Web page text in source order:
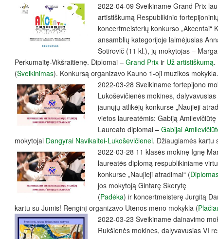
2022-04-09 Sveikiname Grand Prix
artistiškumą Respublikinio
koncertmeisterių konkurso „Akcentai“
ansamblių kategorijoje laimėjusias
Sotirovič (11 kl.), jų mokytojas –
Perkumaitę-Vikšraitienę. Diplomai – Grand Prix ir Už artistiškumą.
(Sveikinimas). Konkursą organizavo Kauno 1-oji muzikos
2022-03-28 Sveikiname fortepijono
Lukoševičienės mokines,
jaunųjų atlikėjų konkurse „Naujieji
vietos laureatėmis: Gabiją
Laureato diplomai – Gabijai
mokytojai Dangyrai Navikaitei-Lukoševičienei. Džiaugiamės kartu
2022-03-28 11 klasės mokinę Ignę
laureatės diplomą respublikiniame
konkurse „Naujieji atradimai“ (
jos mokytoją Gintarę Skerytę
(Padėka) ir koncertmeisterę Jurgitą
kartu su Jumis! Renginį organizavo Utenos meno mokykla (
2022-03-23 Sveikiname dainavimo
Rukšienės mokines, dalyvavusias VI